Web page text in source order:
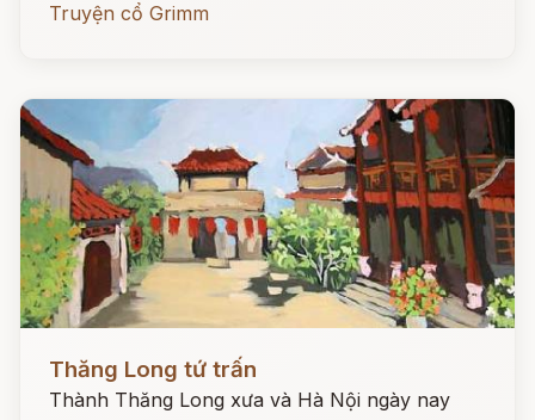
Truyện cổ Grimm
Thăng Long tứ trấn
Thành Thăng Long xưa và Hà Nội ngày nay